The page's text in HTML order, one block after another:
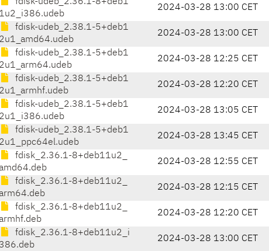
fdisk-udeb_2.36.1-8+deb1
1u2_i386.udeb
2024-03-28 13:00 CET
fdisk-udeb_2.38.1-5+deb1
2u1_amd64.udeb
2024-03-28 13:00 CET
fdisk-udeb_2.38.1-5+deb1
2u1_arm64.udeb
2024-03-28 12:25 CET
fdisk-udeb_2.38.1-5+deb1
2u1_armhf.udeb
2024-03-28 12:20 CET
fdisk-udeb_2.38.1-5+deb1
2u1_i386.udeb
2024-03-28 13:05 CET
fdisk-udeb_2.38.1-5+deb1
2u1_ppc64el.udeb
2024-03-28 13:45 CET
fdisk_2.36.1-8+deb11u2_
2024-03-28 12:55 CET
fdisk_2.36.1-8+deb11u2_
2024-03-28 12:15 CET
fdisk_2.36.1-8+deb11u2_
2024-03-28 12:20 CET
fdisk_2.36.1-8+deb11u2_i
386.deb
2024-03-28 13:00 CET